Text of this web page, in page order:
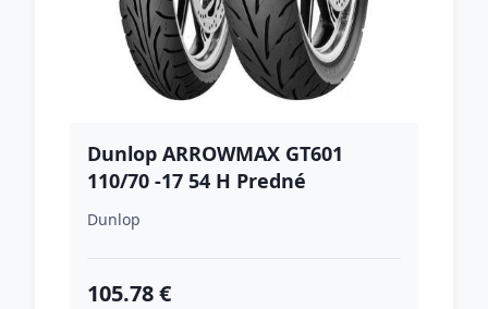
Dunlop ARROWMAX GT601
110/70 -17 54 H Predné
Dunlop
105.78 €